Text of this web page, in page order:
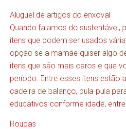
Aluguel de artigos do enxoval
Quando falamos do sustentável,
itens que podem ser usados
opção se a mamãe quiser algo
itens que são mais caros e que
período. Entre esses itens estão
cadeira de balanço, pula-pula
educativos conforme idade,
Roupas